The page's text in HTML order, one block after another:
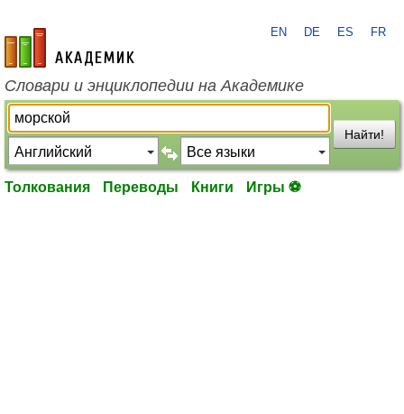
academic.ru
EN DE ES FR
Словари и энциклопедии на Академике
Найти!
Толкования Переводы Книги Игры ⚽